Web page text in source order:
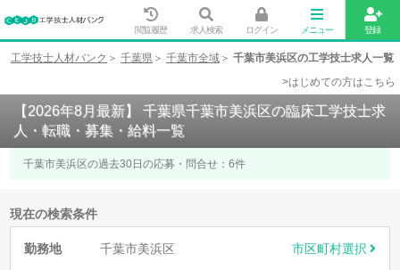
閲覧履歴 求人検索 ログイン メニュー 登録
工学技士人材バンク 千葉県 千葉市全域
千葉市美浜区の工学技士求人一覧
>はじめての方はこちら
【2026年8月最新】 千葉県千葉市美浜区の臨床工学技士求
人・転職・募集・給料一覧
千葉市美浜区の過去30日の応募・問合せ：6件
現在の検索条件
勤務地 千葉市美浜区 市区町村選択